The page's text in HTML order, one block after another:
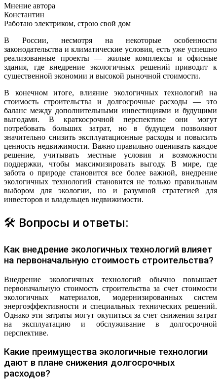
Мнение автора
Константин
Работаю электриком, строю свой дом
В России, несмотря на некоторые особенности
законодательства и климатические условия, есть уже успешно
реализованные проекты — жилые комплексы и офисные
здания, где внедрение экологичных решений приводит к
существенной экономии и высокой рыночной стоимости.
В конечном итоге, влияние экологичных технологий на
стоимость строительства и долгосрочные расходы — это
баланс между дополнительными инвестициями и будущими
выгодами. В краткосрочной перспективе они могут
потребовать больших затрат, но в будущем позволяют
значительно снизить эксплуатационные расходы и повысить
ценность недвижимости. Важно правильно оценивать каждое
решение, учитывать местные условия и возможности
поддержки, чтобы максимизировать выгоду. В мире, где
забота о природе становится все более важной, внедрение
экологичных технологий становится не только правильным
выбором для экологии, но и разумной стратегией для
инвесторов и владельцев недвижимости.
🛠 Вопросы и ответы:
Как внедрение экологичных технологий влияет
на первоначальную стоимость строительства?
Внедрение экологичных технологий обычно повышает
первоначальную стоимость строительства за счет стоимости
экологичных материалов, модернизированных систем
энергоэффективности и специальных технических решений.
Однако эти затраты могут окупиться за счет снижения затрат
на эксплуатацию и обслуживание в долгосрочной
перспективе.
Какие преимущества экологичные технологии
дают в плане снижения долгосрочных
расходов?